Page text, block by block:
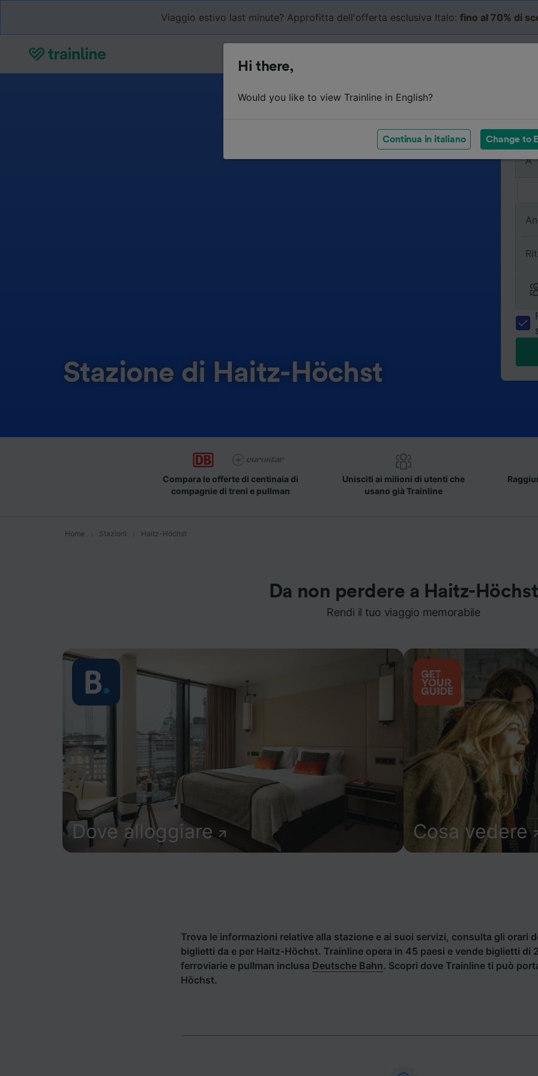
Viaggio estivo last minute? Approfitta dell'offerta esclusiva Italo: fino al 70% di
Stazione di Haitz-Höchst
Da
A
Compara le offerte di centinaia di
compagnie di treni e pullman
Unisciti ai milioni di utenti che
usano già Trainline
Home Stazioni Haitz-Höchst
Da non perdere a Haitz-Höchst
Rendi il tuo viaggio memorabile
Dove alloggiare Cosa vedere
Trova le informazioni relative alla stazione e ai suoi servizi, consulta gli orari
biglietti da e per Haitz-Höchst. Trainline opera in 45 paesi e vende biglietti di
ferroviarie e pullman inclusa Deutsche Bahn. Scopri dove Trainline ti può
Höchst.
Hi there,
Would you like to view Trainline in English?
Continua in italiano Change to